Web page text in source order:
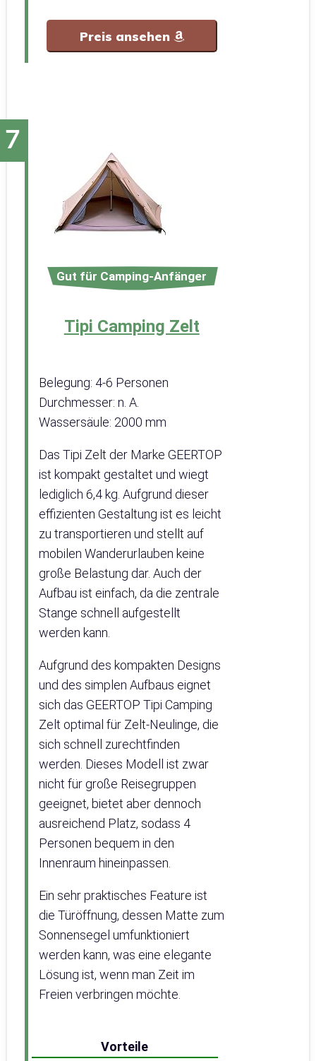
Preis ansehen
Gut für Camping-Anfänger
Tipi Camping Zelt
Belegung: 4-6 Personen
Durchmesser: n. A.
Wassersäule: 2000 mm
Das Tipi Zelt der Marke GEERTOP
ist kompakt gestaltet und wiegt
lediglich 6,4 kg. Aufgrund dieser
effizienten Gestaltung ist es leicht
zu transportieren und stellt auf
mobilen Wanderurlauben keine
große Belastung dar. Auch der
Aufbau ist einfach, da die zentrale
Stange schnell aufgestellt
werden kann.
Aufgrund des kompakten Designs
und des simplen Aufbaus eignet
sich das GEERTOP Tipi Camping
Zelt optimal für Zelt-Neulinge, die
sich schnell zurechtfinden
werden. Dieses Modell ist zwar
nicht für große Reisegruppen
geeignet, bietet aber dennoch
ausreichend Platz, sodass 4
Personen bequem in den
Innenraum hineinpassen.
Ein sehr praktisches Feature ist
die Türöffnung, dessen Matte zum
Sonnensegel umfunktioniert
werden kann, was eine elegante
Lösung ist, wenn man Zeit im
Freien verbringen möchte.
Vorteile